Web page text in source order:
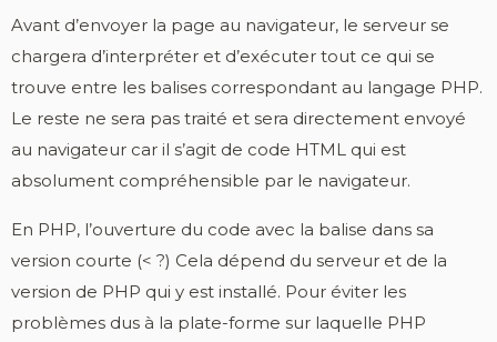
Avant d’envoyer la page au navigateur, le serveur se
chargera d’interpréter et d’exécuter tout ce qui se
trouve entre les balises correspondant au langage PHP.
Le reste ne sera pas traité et sera directement envoyé
au navigateur car il s’agit de code HTML qui est
absolument compréhensible par le navigateur.
En PHP, l’ouverture du code avec la balise dans sa
version courte (< ?) Cela dépend du serveur et de la
version de PHP qui y est installé. Pour éviter les
problèmes dus à la plate-forme sur laquelle PHP